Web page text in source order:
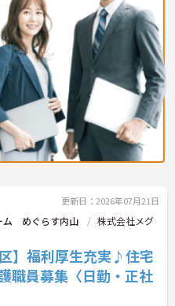
更新日：2026年07月21日
ム めぐらす内山
株式会社メグ
】福利厚生充実♪住宅
職員募集〈日勤・正社